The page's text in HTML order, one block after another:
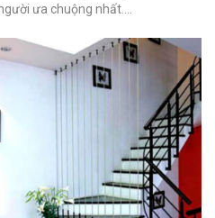
ưa chuộng nhất....